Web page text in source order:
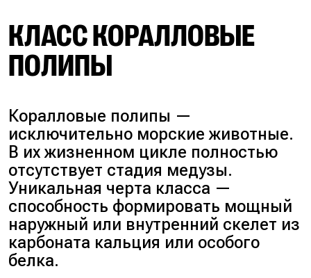
КЛАСС КОРАЛЛОВЫЕ
ПОЛИПЫ
Коралловые полипы —
исключительно морские животные.
В их жизненном цикле полностью
отсутствует стадия медузы.
Уникальная черта класса —
способность формировать мощный
наружный или внутренний скелет из
карбоната кальция или особого
белка.